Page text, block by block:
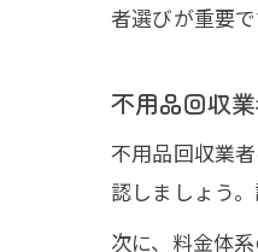
者選びが重要で
不用品回収
不用品回収業
認しましょう
次に、料金体